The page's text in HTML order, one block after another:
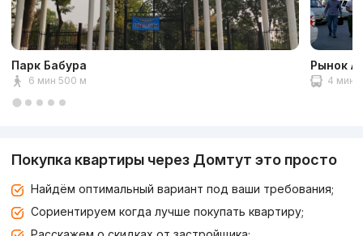
Парк Бабура
6 мин 500 м
Рынок
4 мин
Покупка квартиры через Домтут это просто
Найдём оптимальный вариант под ваши требования;
Сориентируем когда лучше покупать квартиру;